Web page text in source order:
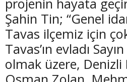
Şahin Tin; “Genel
Tavas ilçemiz için
Tavas’ın evladı
olmak üzere, Denizli